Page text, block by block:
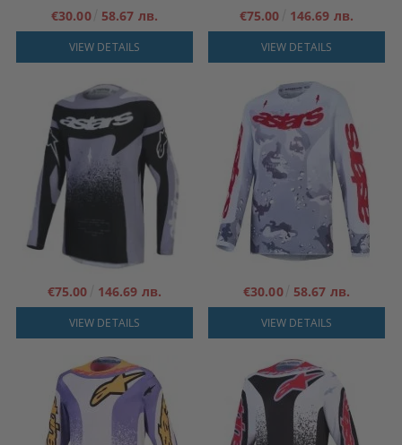
€30.00 58.67 лв.
VIEW DETAILS
€75.00 146.69 лв.
VIEW DETAILS
€75.00 146.69 лв.
VIEW DETAILS
€30.00 58.67 лв.
VIEW DETAILS